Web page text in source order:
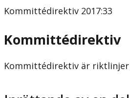
Kommittédirektiv 2017:33
Kommittédirektiv
Kommittédirektiv är